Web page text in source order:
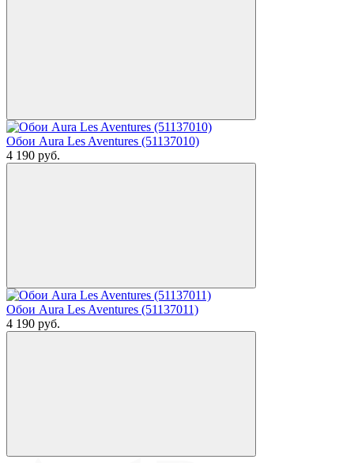
Обои Aura Les Aventures (51137010)
4 190 руб.
Обои Aura Les Aventures (51137011)
4 190 руб.